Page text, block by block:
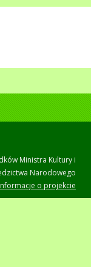
Ministra Kultury i
Narodowego
o projekcie